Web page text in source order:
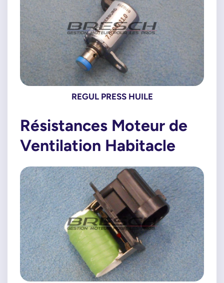
REGUL PRESS HUILE
Résistances Moteur de
Ventilation Habitacle